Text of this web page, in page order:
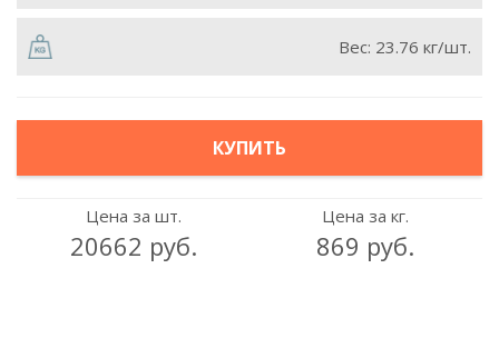
Вес: 23.76 кг/шт.
КУПИТЬ
Цена за шт.
20662 руб.
Цена за кг.
869 руб.